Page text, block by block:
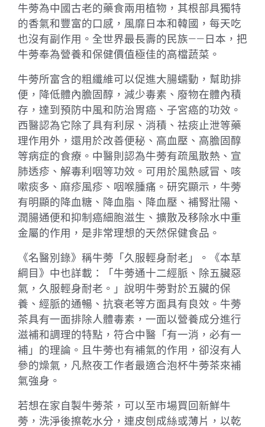
牛蒡為中國古老的藥食兩用植物，其根部具獨特
的香氣和豐富的口感，風靡日本和韓國，每天吃
也沒有副作用。全世界最長壽的民族——日本，把
牛蒡奉為營養和保健價值極佳的高檔蔬菜。
牛蒡所富含的粗纖維可以促進大腸蠕動，幫助排
便，降低體內膽固醇，減少毒素、廢物在體內積
存，達到預防中風和防治胃癌、子宮癌的功效。
西醫認為它除了具有利尿、消積、祛痰止泄等藥
理作用外，還用於改善便秘、高血壓、高膽固醇
等病症的食療。中醫則認為牛蒡有疏風散熱、宣
肺透疹、解毒利咽等功效。可用於風熱感冒、咳
嗽痰多、麻疹風疹、咽喉腫痛。研究顯示，牛蒡
有明顯的降血糖、降血脂、降血壓、補腎壯陽、
潤腸通便和抑制癌細胞滋生、擴散及移除水中重
金屬的作用，是非常理想的天然保健食品。
《名醫別錄》稱牛蒡「久服輕身耐老」。《本草
綱目》中也詳載：「牛蒡通十二經脈、除五臟惡
氣，久服輕身耐老。」說明牛蒡對於五臟的保
養、經脈的通暢、抗衰老等方面具有良效。牛蒡
茶具有一面排除人體毒素，一面以營養成分進行
滋補和調理的特點，符合中醫「有一消，必有一
補」的理論。且牛蒡也有補氣的作用，卻沒有人
參的燥氣，凡熬夜工作者最適合泡杯牛蒡茶來補
氣強身。
若想在家自製牛蒡茶，可以至市場買回新鮮牛
蒡，洗淨後擦乾水分，連皮刨成絲或薄片，以乾